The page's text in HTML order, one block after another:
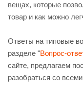
вещах, которые
товар и как можно
Ответы на типовые
разделе "Вопрос-
сайте, предлагаем
разобраться со